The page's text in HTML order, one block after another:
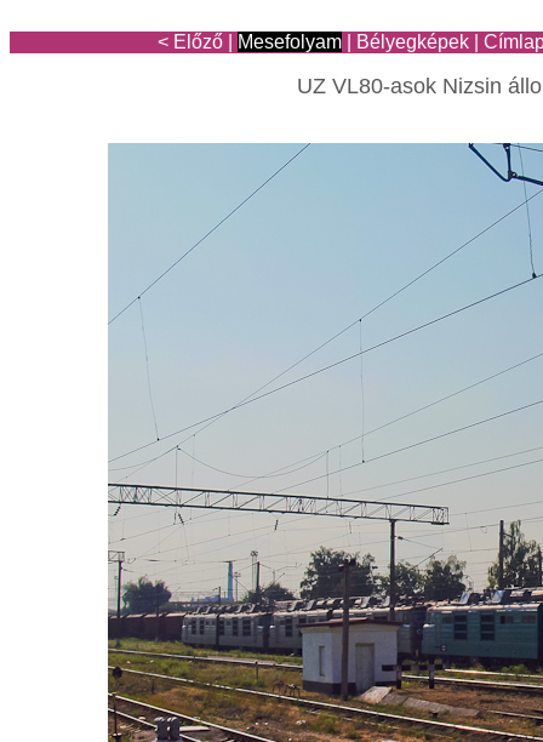
< Előző Mesefolyam Bélyegképek
UZ VL80-asok Nizsin